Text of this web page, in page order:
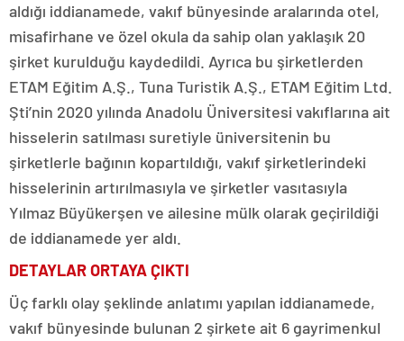
aldığı iddianamede, vakıf bünyesinde aralarında otel,
misafirhane ve özel okula da sahip olan yaklaşık 20
şirket kurulduğu kaydedildi. Ayrıca bu şirketlerden
ETAM Eğitim A.Ş., Tuna Turistik A.Ş., ETAM Eğitim Ltd.
Şti’nin 2020 yılında Anadolu Üniversitesi vakıflarına ait
hisselerin satılması suretiyle üniversitenin bu
şirketlerle bağının kopartıldığı, vakıf şirketlerindeki
hisselerinin artırılmasıyla ve şirketler vasıtasıyla
Yılmaz Büyükerşen ve ailesine mülk olarak geçirildiği
de iddianamede yer aldı.
DETAYLAR ORTAYA ÇIKTI
Üç farklı olay şeklinde anlatımı yapılan iddianamede,
vakıf bünyesinde bulunan 2 şirkete ait 6 gayrimenkul